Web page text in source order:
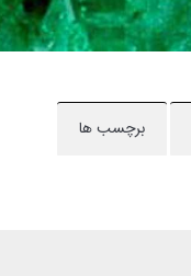
برچسب ها